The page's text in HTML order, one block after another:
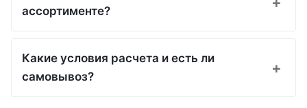
ассортименте?
Какие условия расчета и есть ли
самовывоз?